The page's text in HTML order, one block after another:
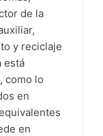
de la
y reciclaje
está
como lo
en
en